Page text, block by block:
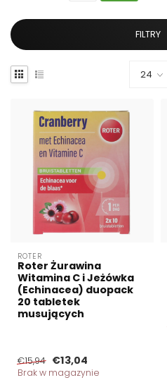
FILTRY
ROTER
Roter Żurawina
Witamina C i Jeżówka
(Echinacea) duopack
20 tabletek
musujących
€15,94 €13,04
Brak w magazynie